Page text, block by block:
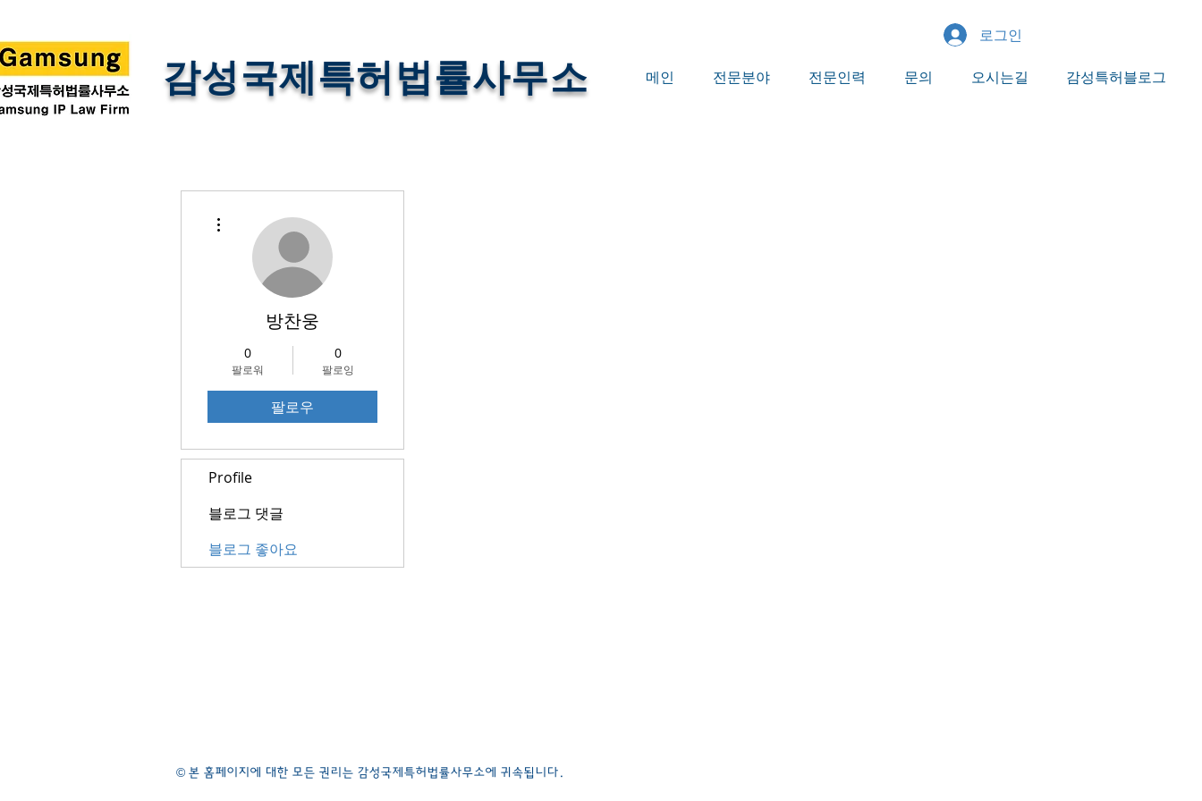
로그인
감성국제특허법률사무소 메인 전문분야 전문인력 문의 오시는길 감성특허블로그
방찬웅
0
팔로워
0
팔로잉
팔로우
Profile
블로그 댓글
블로그 좋아요
© 본 홈페이지에 대한 모든 권리는 감성국제특허법률사무소에 귀속됩니다.